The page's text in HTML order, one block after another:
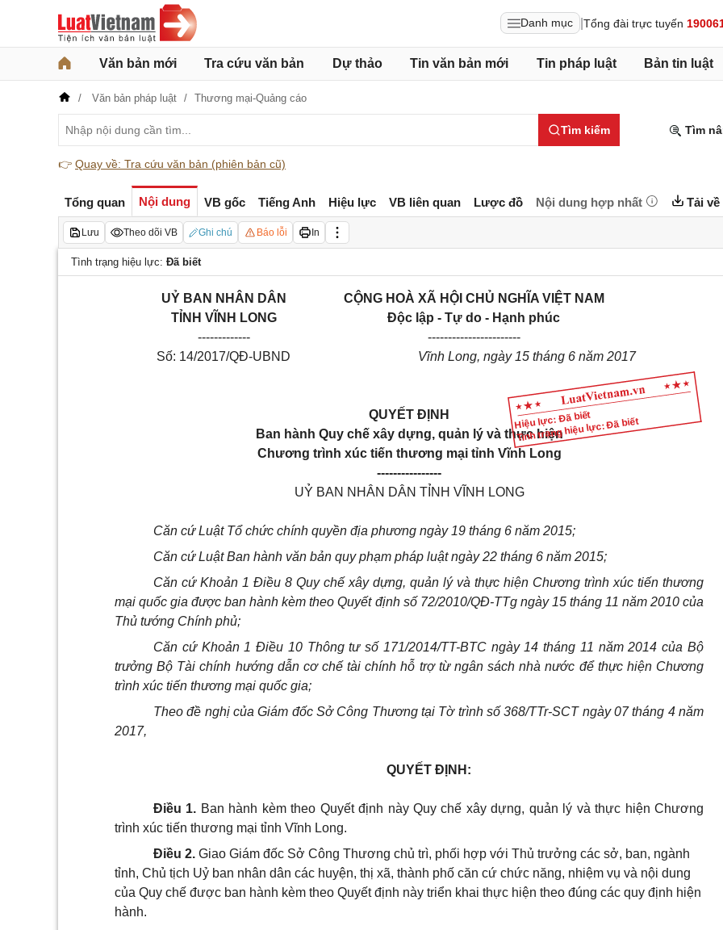
Danh mục Tổng đài trực tuyến
Văn bản mới Tra cứu văn bản Dự thảo Tin văn bản mới Tin pháp luật Bản tin luật
Văn bản pháp luật Thương mại-Quảng cáo
Tìm kiếm Tìm
👉 Quay về: Tra cứu văn bản (phiên bản cũ)
Tổng quan Nội dung VB gốc Tiếng Anh Hiệu lực VB liên quan Lược đồ Nội dung hợp nhất Tải về
Lưu Theo dõi VB Ghi chú Báo lỗi In
Tình trạng hiệu lực: Đã biết
Hiệu lực: Đã biết
Tình trạng hiệu lực: Đã biết
UỶ BAN NHÂN DÂN
TỈNH VĨNH LONG
-------------
Số: 14/2017/QĐ-UBND
CỘNG HOÀ XÃ HỘI CHỦ NGHĨA VIỆT NAM
Độc lập - Tự do - Hạnh phúc
-----------------------
Vĩnh Long, ngày 15 tháng 6 năm 2017
QUYẾT ĐỊNH
Ban hành Quy chế xây dựng, quản lý và thực hiện
Chương trình xúc tiến thương mại tỉnh Vĩnh Long
----------------
UỶ BAN NHÂN DÂN TỈNH VĨNH LONG
Căn cứ Luật Tổ chức chính quyền địa phương ngày 19 tháng 6 năm 2015;
Căn cứ Luật Ban hành văn bản quy phạm pháp luật ngày 22 tháng 6 năm 2015;
Căn cứ Khoản 1 Điều 8 Quy chế xây dựng, quản lý và thực hiện Chương trình xúc tiến thương
mại quốc gia được ban hành kèm theo Quyết định số 72/2010/QĐ-TTg ngày 15 tháng 11 năm 2010 của
Thủ tướng Chính phủ;
Căn cứ Khoản 1 Điều 10 Thông tư số 171/2014/TT-BTC ngày 14 tháng 11 năm 2014 của Bộ
trưởng Bộ Tài chính hướng dẫn cơ chế tài chính hỗ trợ từ ngân sách nhà nước để thực hiện Chương
trình xúc tiến thương mại quốc gia;
Theo đề nghị của Giám đốc Sở Công Thương tại Tờ trình số 368/TTr-SCT ngày 07 tháng 4 năm
2017,
QUYẾT ĐỊNH:
Điều 1. Ban hành kèm theo Quyết định này Quy chế xây dựng, quản lý và thực hiện Chương
trình xúc tiến thương mại tỉnh Vĩnh Long.
Điều 2. Giao Giám đốc Sở Công Thương chủ trì, phối hợp với Thủ trưởng các sở, ban, ngành
tỉnh, Chủ tịch Uỷ ban nhân dân các huyện, thị xã, thành phố căn cứ chức năng, nhiệm vụ và nội dung
của Quy chế được ban hành kèm theo Quyết định này triển khai thực hiện theo đúng các quy định hiện
hành.